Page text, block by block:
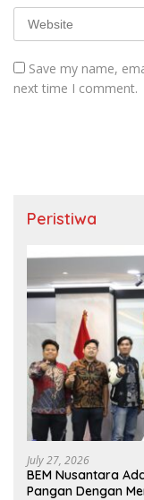
Save my name,
next time I comment.
Peristiwa
July 27, 2026
BEM Nusantara
Pangan Dengan